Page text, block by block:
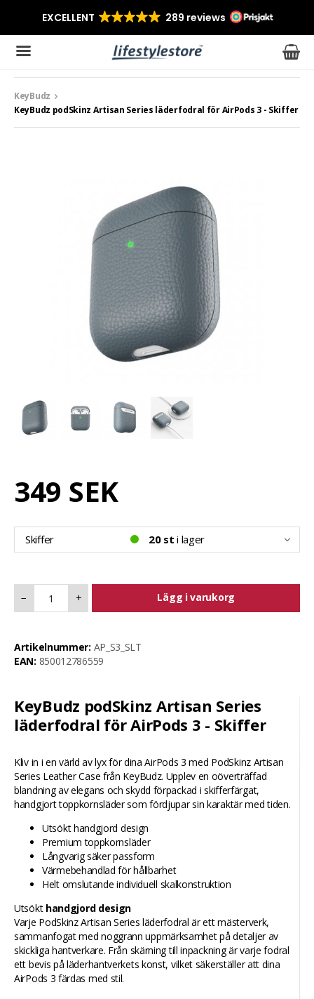
KeyBudz
KeyBudz podSkinz Artisan Series läderfodral för AirPods 3 - Skiffer
KeyBudz podSkinz Artisan Series
läderfodral för AirPods 3 - Skiffer
Kliv in i en värld av lyx för dina AirPods 3 med PodSkinz Artisan
Series Leather Case från KeyBudz. Upplev en oöverträffad
blandning av elegans och skydd förpackad i skifferfärgat,
handgjort toppkornsläder som fördjupar sin karaktär med tiden.
Utsökt handgjord design
Premium toppkornsläder
Långvarig säker passform
Värmebehandlad för hållbarhet
Helt omslutande individuell skalkonstruktion
Utsökt handgjord design
Varje PodSkinz Artisan Series läderfodral är ett mästerverk,
sammanfogat med noggrann uppmärksamhet på detaljer av
skickliga hantverkare. Från skärning till inpackning är varje fodral
ett bevis på läderhantverkets konst, vilket säkerställer att dina
AirPods 3 färdas med stil.
349 SEK
Skiffer 20 st i lager
− + Lägg i varukorg
Artikelnummer: AP_S3_SLT
EAN: 850012786559